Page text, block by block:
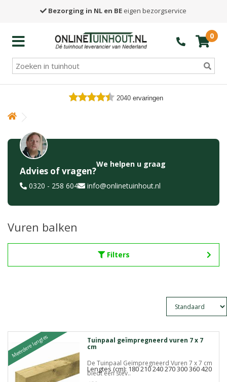
Bezorging in NL en BE eigen bezorgservice
0
2040 ervaringen
Advies of vragen?
We helpen u graag
0320 - 258 604 info@onlinetuinhout.nl
Vuren balken
Filters
Meerdere lengtes Tuinpaal geïmpregneerd vuren 7 x 7
cm
De Tuinpaal Geïmpregneerd Vuren 7 x 7 cm
biedt een stev..
Lengtes (cm): 180 210 240 270 300 360 420